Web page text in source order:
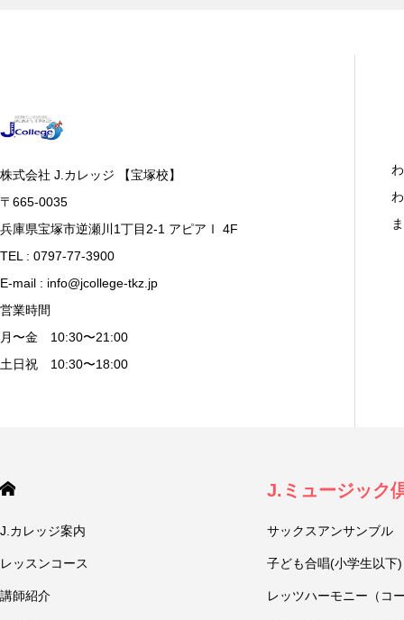
株式会社 J.カレッジ 【宝塚校】
〒665-0035
兵庫県宝塚市逆瀬川1丁目2-1 アピアⅠ 4F
TEL : 0797-77-3900
E-mail : info@jcollege-tkz.jp
営業時間
月〜金 10:30〜21:00
土日祝 10:30〜18:00
J.カレッジ案内
レッスンコース
講師紹介
J.ミュージック
サックスアンサンブル
子ども合唱(小学生以下)
レッツハーモニー（コ